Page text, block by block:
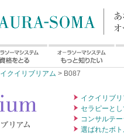
イクイリブリアム > B087
イクイリブ
セラピーと
コンサルテ
選ばれたボ